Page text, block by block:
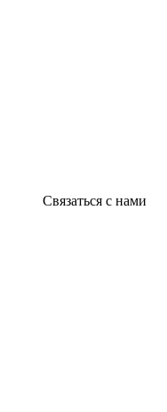
Связаться с нами